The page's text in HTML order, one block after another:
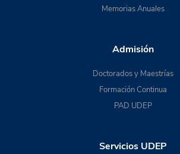
Memorias Anuales
Admisión
Doctorados y Maestrías
Formación Continua
PAD UDEP
Servicios UDEP